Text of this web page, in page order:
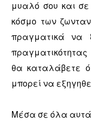
μυαλό σου και
κόσμο των
πραγματικά να
πραγματικότητας
θα καταλάβετε
μπορεί να
Μέσα σε όλα